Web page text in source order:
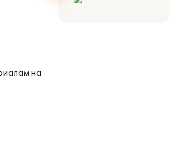
на